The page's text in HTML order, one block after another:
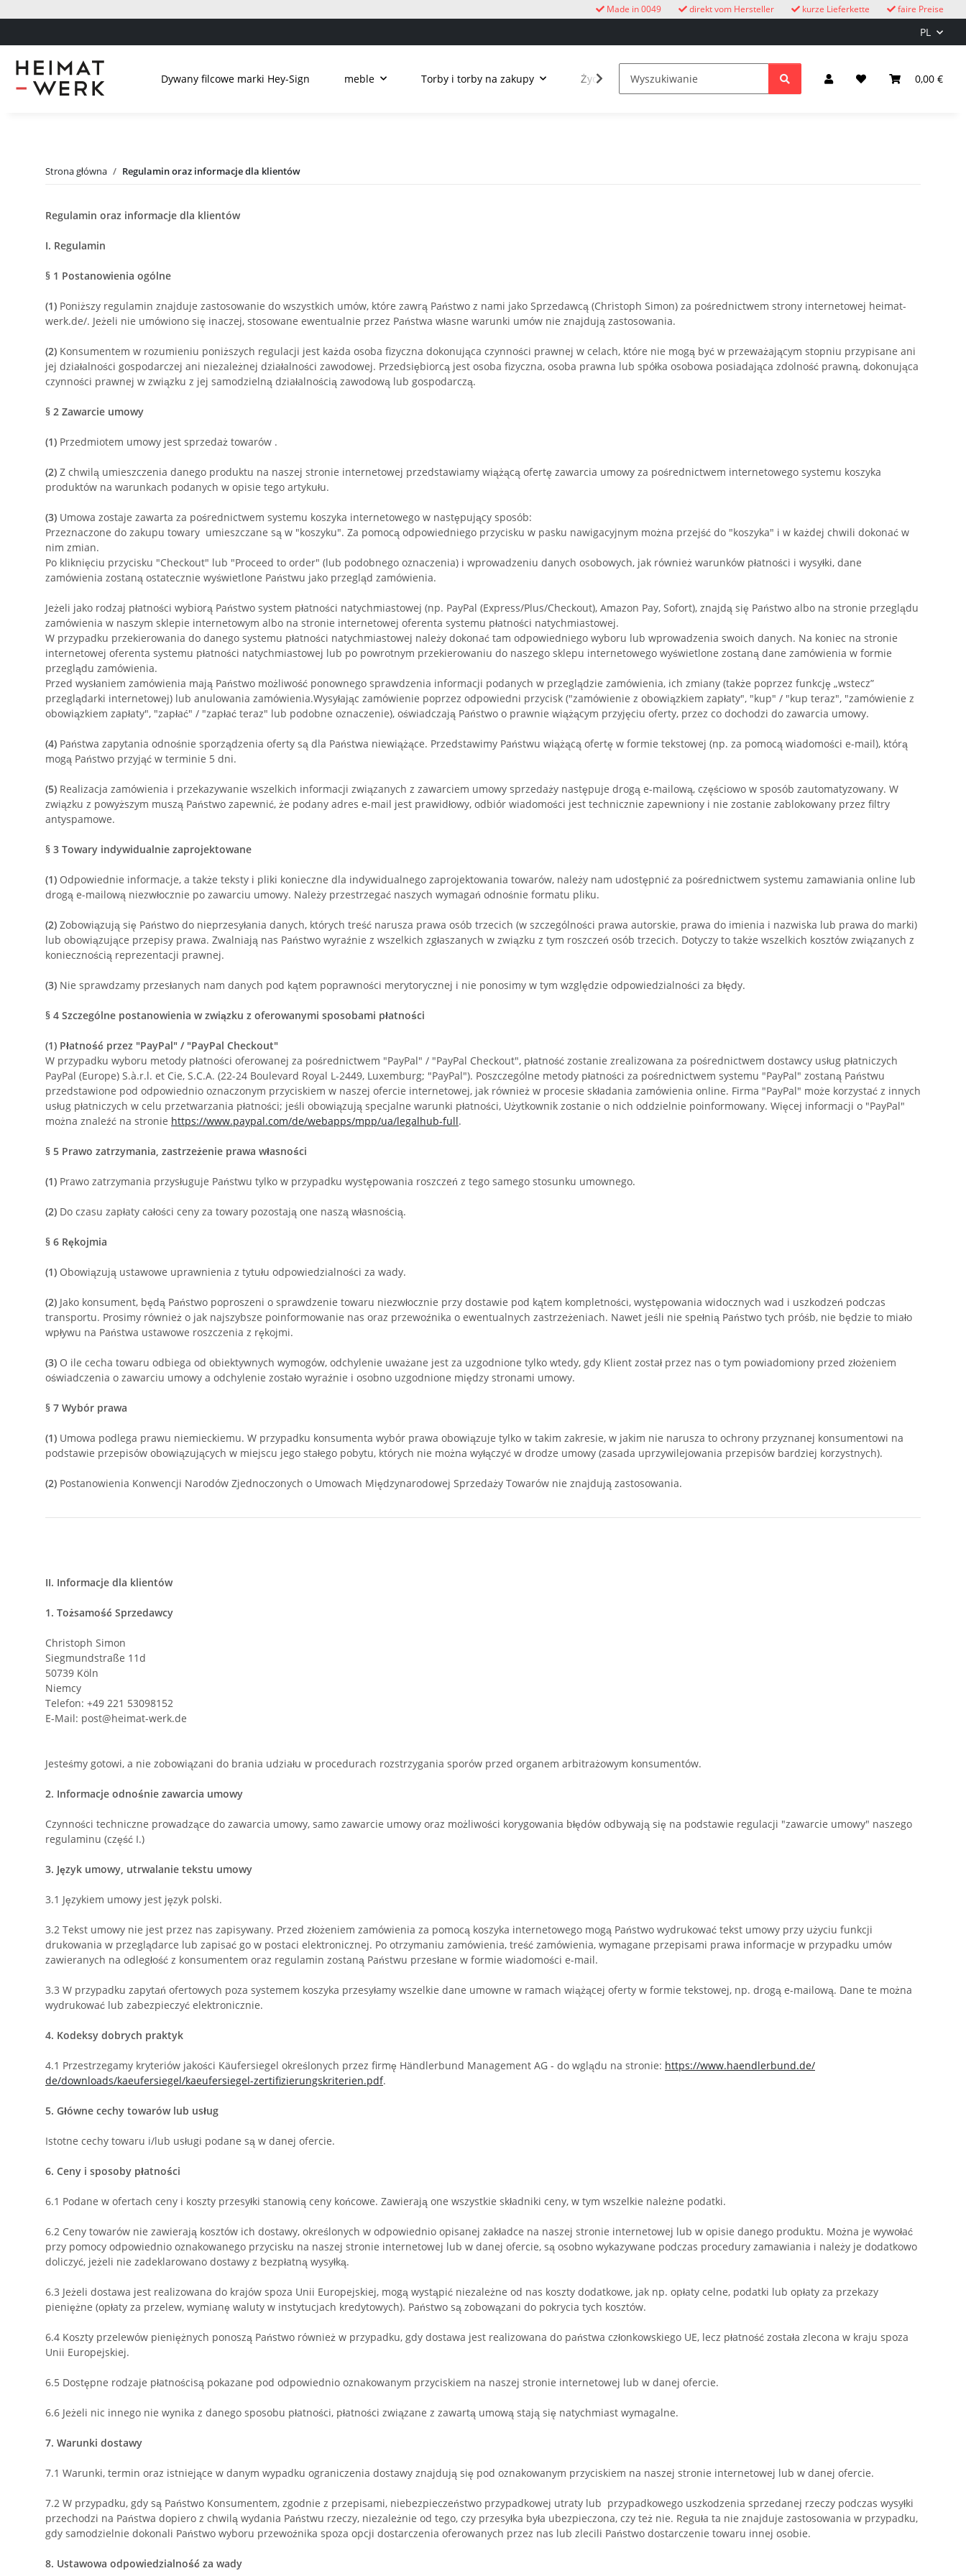
faire Preise
kurze Lieferkette
direkt vom Hersteller
Made in 0049
PL
0,00 €
Dywany filcowe marki Hey-Sign meble Torby i torby na zakupy Życie na świeżym powietrzu Zegary z kukułką dzieci
Strona główna Regulamin oraz informacje dla klientów
Regulamin oraz informacje dla klientów
I. Regulamin
§ 1 Postanowienia ogólne
(1) Poniższy regulamin znajduje zastosowanie do wszystkich umów, które zawrą Państwo z nami jako Sprzedawcą (Christoph Simon) za pośrednictwem strony internetowej heimat-
werk.de/. Jeżeli nie umówiono się inaczej, stosowane ewentualnie przez Państwa własne warunki umów nie znajdują zastosowania.
(2) Konsumentem w rozumieniu poniższych regulacji jest każda osoba fizyczna dokonująca czynności prawnej w celach, które nie mogą być w przeważającym stopniu przypisane ani
jej działalności gospodarczej ani niezależnej działalności zawodowej. Przedsiębiorcą jest osoba fizyczna, osoba prawna lub spółka osobowa posiadająca zdolność prawną, dokonująca
czynności prawnej w związku z jej samodzielną działalnością zawodową lub gospodarczą.
§ 2 Zawarcie umowy
(1) Przedmiotem umowy jest sprzedaż towarów .
(2) Z chwilą umieszczenia danego produktu na naszej stronie internetowej przedstawiamy wiążącą ofertę zawarcia umowy za pośrednictwem internetowego systemu koszyka
produktów na warunkach podanych w opisie tego artykułu.
(3) Umowa zostaje zawarta za pośrednictwem systemu koszyka internetowego w następujący sposób:
Przeznaczone do zakupu towary umieszczane są w "koszyku". Za pomocą odpowiedniego przycisku w pasku nawigacyjnym można przejść do "koszyka" i w każdej chwili dokonać w
nim zmian.
Po kliknięciu przycisku "Checkout" lub "Proceed to order" (lub podobnego oznaczenia) i wprowadzeniu danych osobowych, jak również warunków płatności i wysyłki, dane
zamówienia zostaną ostatecznie wyświetlone Państwu jako przegląd zamówienia.
Jeżeli jako rodzaj płatności wybiorą Państwo system płatności natychmiastowej (np. PayPal (Express/Plus/Checkout), Amazon Pay, Sofort), znajdą się Państwo albo na stronie przeglądu
zamówienia w naszym sklepie internetowym albo na stronie internetowej oferenta systemu płatności natychmiastowej.
W przypadku przekierowania do danego systemu płatności natychmiastowej należy dokonać tam odpowiedniego wyboru lub wprowadzenia swoich danych. Na koniec na stronie
internetowej oferenta systemu płatności natychmiastowej lub po powrotnym przekierowaniu do naszego sklepu internetowego wyświetlone zostaną dane zamówienia w formie
przeglądu zamówienia.
Przed wysłaniem zamówienia mają Państwo możliwość ponownego sprawdzenia informacji podanych w przeglądzie zamówienia, ich zmiany (także poprzez funkcję „wstecz”
przeglądarki internetowej) lub anulowania zamówienia.Wysyłając zamówienie poprzez odpowiedni przycisk ("zamówienie z obowiązkiem zapłaty", "kup" / "kup teraz", "zamówienie z
obowiązkiem zapłaty", "zapłać" / "zapłać teraz" lub podobne oznaczenie), oświadczają Państwo o prawnie wiążącym przyjęciu oferty, przez co dochodzi do zawarcia umowy.
(4) Państwa zapytania odnośnie sporządzenia oferty są dla Państwa niewiążące. Przedstawimy Państwu wiążącą ofertę w formie tekstowej (np. za pomocą wiadomości e-mail), którą
mogą Państwo przyjąć w terminie 5 dni.
(5) Realizacja zamówienia i przekazywanie wszelkich informacji związanych z zawarciem umowy sprzedaży następuje drogą e-mailową, częściowo w sposób zautomatyzowany. W
związku z powyższym muszą Państwo zapewnić, że podany adres e-mail jest prawidłowy, odbiór wiadomości jest technicznie zapewniony i nie zostanie zablokowany przez filtry
antyspamowe.
§ 3 Towary indywidualnie zaprojektowane
(1) Odpowiednie informacje, a także teksty i pliki konieczne dla indywidualnego zaprojektowania towarów, należy nam udostępnić za pośrednictwem systemu zamawiania online lub
drogą e-mailową niezwłocznie po zawarciu umowy. Należy przestrzegać naszych wymagań odnośnie formatu pliku.
(2) Zobowiązują się Państwo do nieprzesyłania danych, których treść narusza prawa osób trzecich (w szczególności prawa autorskie, prawa do imienia i nazwiska lub prawa do marki)
lub obowiązujące przepisy prawa. Zwalniają nas Państwo wyraźnie z wszelkich zgłaszanych w związku z tym roszczeń osób trzecich. Dotyczy to także wszelkich kosztów związanych z
koniecznością reprezentacji prawnej.
(3) Nie sprawdzamy przesłanych nam danych pod kątem poprawności merytorycznej i nie ponosimy w tym względzie odpowiedzialności za błędy.
§ 4 Szczególne postanowienia w związku z oferowanymi sposobami płatności
(1) Płatność przez "PayPal" / "PayPal Checkout"
W przypadku wyboru metody płatności oferowanej za pośrednictwem "PayPal" / "PayPal Checkout", płatność zostanie zrealizowana za pośrednictwem dostawcy usług płatniczych
PayPal (Europe) S.à.r.l. et Cie, S.C.A. (22-24 Boulevard Royal L-2449, Luxemburg; "PayPal"). Poszczególne metody płatności za pośrednictwem systemu "PayPal" zostaną Państwu
przedstawione pod odpowiednio oznaczonym przyciskiem w naszej ofercie internetowej, jak również w procesie składania zamówienia online. Firma "PayPal" może korzystać z innych
usług płatniczych w celu przetwarzania płatności; jeśli obowiązują specjalne warunki płatności, Użytkownik zostanie o nich oddzielnie poinformowany. Więcej informacji o "PayPal"
można znaleźć na stronie https://www.paypal.com/de/webapps/mpp/ua/legalhub-full.
§ 5 Prawo zatrzymania, zastrzeżenie prawa własności
(1) Prawo zatrzymania przysługuje Państwu tylko w przypadku występowania roszczeń z tego samego stosunku umownego.
(2) Do czasu zapłaty całości ceny za towary pozostają one naszą własnością.
§ 6 Rękojmia
(1) Obowiązują ustawowe uprawnienia z tytułu odpowiedzialności za wady.
(2) Jako konsument, będą Państwo poproszeni o sprawdzenie towaru niezwłocznie przy dostawie pod kątem kompletności, występowania widocznych wad i uszkodzeń podczas
transportu. Prosimy również o jak najszybsze poinformowanie nas oraz przewoźnika o ewentualnych zastrzeżeniach. Nawet jeśli nie spełnią Państwo tych próśb, nie będzie to miało
wpływu na Państwa ustawowe roszczenia z rękojmi.
(3) O ile cecha towaru odbiega od obiektywnych wymogów, odchylenie uważane jest za uzgodnione tylko wtedy, gdy Klient został przez nas o tym powiadomiony przed złożeniem
oświadczenia o zawarciu umowy a odchylenie zostało wyraźnie i osobno uzgodnione między stronami umowy.
§ 7 Wybór prawa
(1) Umowa podlega prawu niemieckiemu. W przypadku konsumenta wybór prawa obowiązuje tylko w takim zakresie, w jakim nie narusza to ochrony przyznanej konsumentowi na
podstawie przepisów obowiązujących w miejscu jego stałego pobytu, których nie można wyłączyć w drodze umowy (zasada uprzywilejowania przepisów bardziej korzystnych).
(2) Postanowienia Konwencji Narodów Zjednoczonych o Umowach Międzynarodowej Sprzedaży Towarów nie znajdują zastosowania.
II. Informacje dla klientów
1. Tożsamość Sprzedawcy
Christoph Simon
Siegmundstraße 11d
50739 Köln
Niemcy
Telefon: +49 221 53098152
E-Mail: post@heimat-werk.de
Jesteśmy gotowi, a nie zobowiązani do brania udziału w procedurach rozstrzygania sporów przed organem arbitrażowym konsumentów.
2. Informacje odnośnie zawarcia umowy
Czynności techniczne prowadzące do zawarcia umowy, samo zawarcie umowy oraz możliwości korygowania błędów odbywają się na podstawie regulacji "zawarcie umowy" naszego
regulaminu (część I.)
3. Język umowy, utrwalanie tekstu umowy
3.1 Językiem umowy jest język polski.
3.2 Tekst umowy nie jest przez nas zapisywany. Przed złożeniem zamówienia za pomocą koszyka internetowego mogą Państwo wydrukować tekst umowy przy użyciu funkcji
drukowania w przeglądarce lub zapisać go w postaci elektronicznej. Po otrzymaniu zamówienia, treść zamówienia, wymagane przepisami prawa informacje w przypadku umów
zawieranych na odległość z konsumentem oraz regulamin zostaną Państwu przesłane w formie wiadomości e-mail.
3.3 W przypadku zapytań ofertowych poza systemem koszyka przesyłamy wszelkie dane umowne w ramach wiążącej oferty w formie tekstowej, np. drogą e-mailową. Dane te można
wydrukować lub zabezpieczyć elektronicznie.
4. Kodeksy dobrych praktyk
4.1 Przestrzegamy kryteriów jakości Käufersiegel określonych przez firmę Händlerbund Management AG - do wglądu na stronie: https://www.haendlerbund.de/
de/downloads/kaeufersiegel/kaeufersiegel-zertifizierungskriterien.pdf.
5. Główne cechy towarów lub usług
Istotne cechy towaru i/lub usługi podane są w danej ofercie.
6. Ceny i sposoby płatności
6.1 Podane w ofertach ceny i koszty przesyłki stanowią ceny końcowe. Zawierają one wszystkie składniki ceny, w tym wszelkie należne podatki.
6.2 Ceny towarów nie zawierają kosztów ich dostawy, określonych w odpowiednio opisanej zakładce na naszej stronie internetowej lub w opisie danego produktu. Można je wywołać
przy pomocy odpowiednio oznakowanego przycisku na naszej stronie internetowej lub w danej ofercie, są osobno wykazywane podczas procedury zamawiania i należy je dodatkowo
doliczyć, jeżeli nie zadeklarowano dostawy z bezpłatną wysyłką.
6.3 Jeżeli dostawa jest realizowana do krajów spoza Unii Europejskiej, mogą wystąpić niezależne od nas koszty dodatkowe, jak np. opłaty celne, podatki lub opłaty za przekazy
pieniężne (opłaty za przelew, wymianę waluty w instytucjach kredytowych). Państwo są zobowązani do pokrycia tych kosztów.
6.4 Koszty przelewów pieniężnych ponoszą Państwo również w przypadku, gdy dostawa jest realizowana do państwa członkowskiego UE, lecz płatność została zlecona w kraju spoza
Unii Europejskiej.
6.5 Dostępne rodzaje płatnościsą pokazane pod odpowiednio oznakowanym przyciskiem na naszej stronie internetowej lub w danej ofercie.
6.6 Jeżeli nic innego nie wynika z danego sposobu płatności, płatności związane z zawartą umową stają się natychmiast wymagalne.
7. Warunki dostawy
7.1 Warunki, termin oraz istniejące w danym wypadku ograniczenia dostawy znajdują się pod oznakowanym przyciskiem na naszej stronie internetowej lub w danej ofercie.
7.2 W przypadku, gdy są Państwo Konsumentem, zgodnie z przepisami, niebezpieczeństwo przypadkowej utraty lub przypadkowego uszkodzenia sprzedanej rzeczy podczas wysyłki
przechodzi na Państwa dopiero z chwilą wydania Państwu rzeczy, niezależnie od tego, czy przesyłka była ubezpieczona, czy też nie. Reguła ta nie znajduje zastosowania w przypadku,
gdy samodzielnie dokonali Państwo wyboru przewoźnika spoza opcji dostarczenia oferowanych przez nas lub zlecili Państwo dostarczenie towaru innej osobie.
8. Ustawowa odpowiedzialność za wady